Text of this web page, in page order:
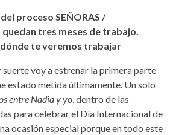
proceso SEÑORAS /
quedan tres meses de trabajo.
te veremos trabajar
voy a estrenar la primera parte
estado metida últimamente. Un solo
entre Nadia y yo, dentro de las
para celebrar el Día Internacional de
ocasión especial porque en todo este